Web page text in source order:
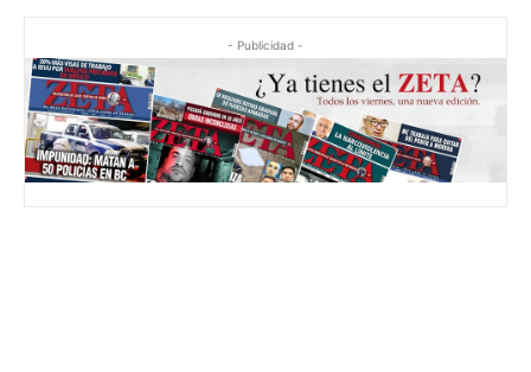
- Publicidad -